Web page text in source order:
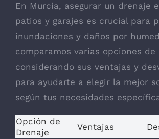
En Murcia, asegurar un drenaje
patios y garajes es crucial para
inundaciones y daños por
comparamos varias opciones de
considerando sus ventajas y
para ayudarte a elegir la mejor
según tus necesidades
Opción de
Drenaje
Ventajas